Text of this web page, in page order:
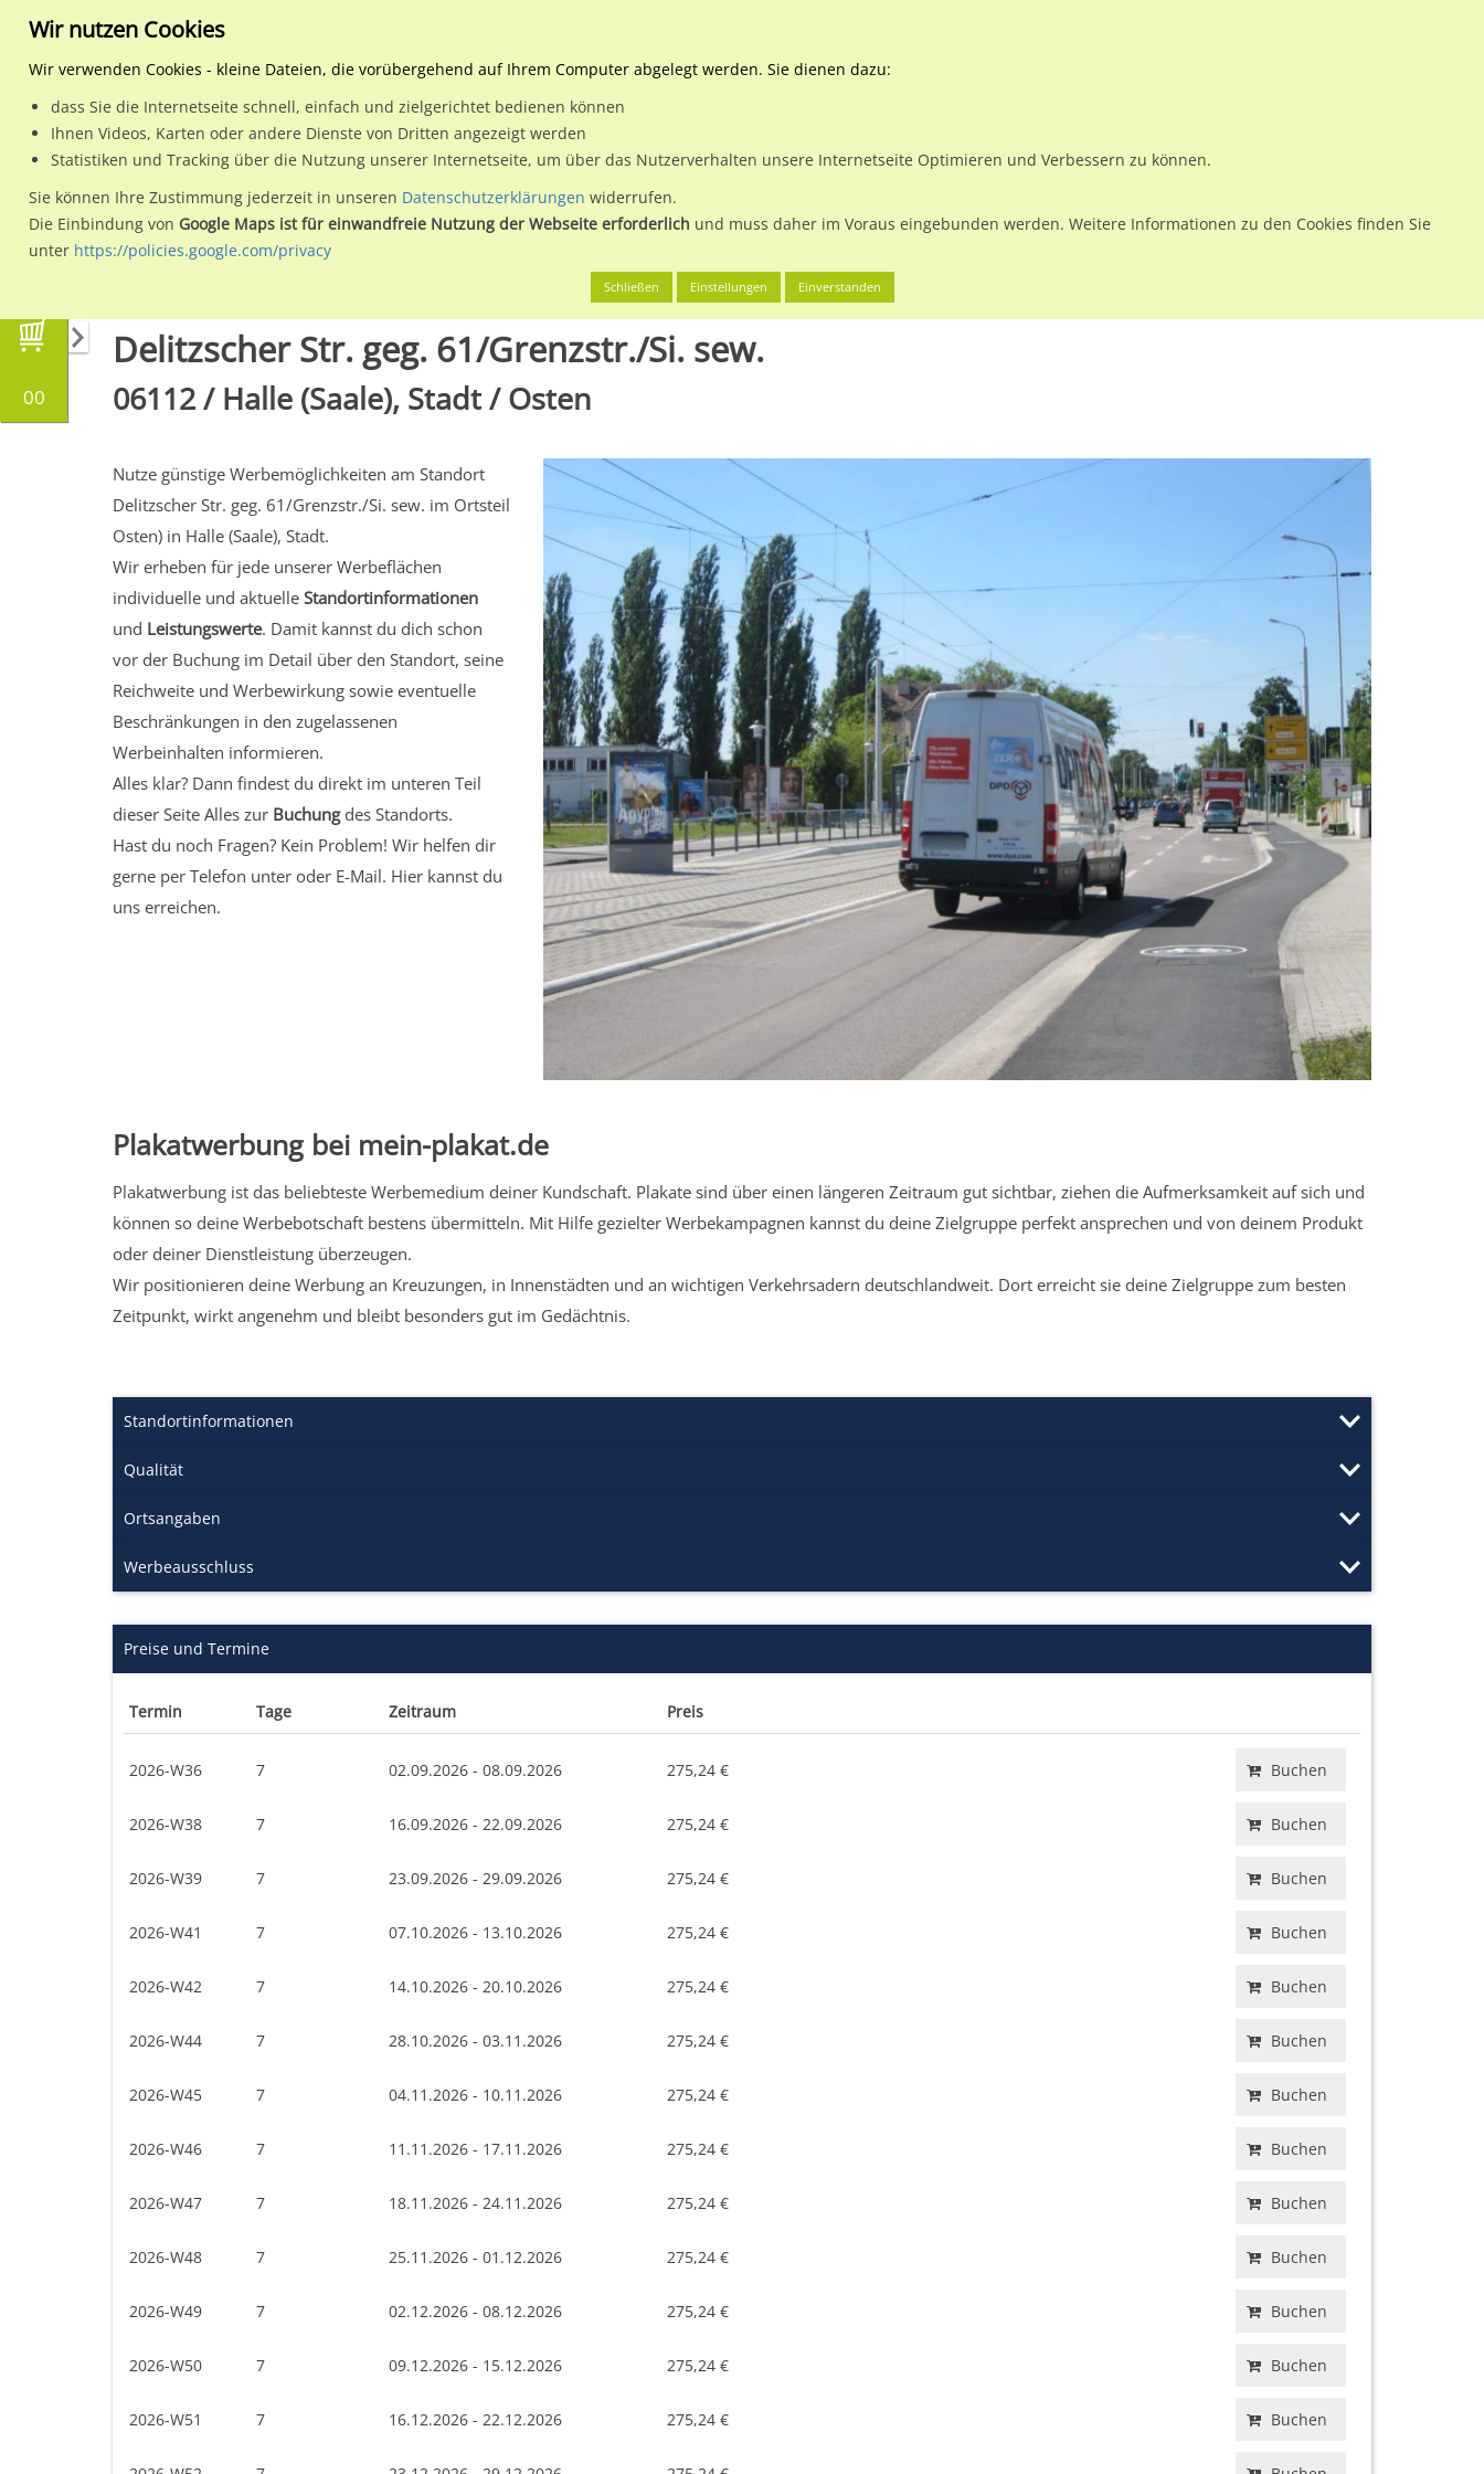
Planen & Buchen Plakatwerbung
Wähle den Werbestandort:
00
Halle (Saale), Stadt Delitzscher Str. geg. 61/Grenzstr./Si. sew.
Delitzscher Str. geg. 61/Grenzstr./Si. sew.
06112 / Halle (Saale), Stadt / Osten
Nutze günstige Werbemöglichkeiten am Standort
Delitzscher Str. geg. 61/Grenzstr./Si. sew. im Ortsteil
Osten) in Halle (Saale), Stadt.
Wir erheben für jede unserer Werbeflächen
individuelle und aktuelle Standortinformationen
und Leistungswerte. Damit kannst du dich schon
vor der Buchung im Detail über den Standort, seine
Reichweite und Werbewirkung sowie eventuelle
Beschränkungen in den zugelassenen
Werbeinhalten informieren.
Alles klar? Dann findest du direkt im unteren Teil
dieser Seite Alles zur Buchungdes Standorts.
Hast du noch Fragen? Kein Problem! Wir helfen dir
gerne per Telefon unter oder E-Mail. Hier kannst du
uns erreichen.
Plakatwerbung bei mein-plakat.de
Plakatwerbung ist das beliebteste Werbemedium deiner Kundschaft. Plakate sind über einen längeren Zeitraum gut sichtbar, ziehen die Aufmerksamkeit auf sich und
können so deine Werbebotschaft bestens übermitteln. Mit Hilfe gezielter Werbekampagnen kannst du deine Zielgruppe perfekt ansprechen und von deinem Produkt
oder deiner Dienstleistung überzeugen.
Wir positionieren deine Werbung an Kreuzungen, in Innenstädten und an wichtigen Verkehrsadern deutschlandweit. Dort erreicht sie deine Zielgruppe zum besten
Zeitpunkt, wirkt angenehm und bleibt besonders gut im Gedächtnis.
Standortinformationen
Qualität
Ortsangaben
Werbeausschluss
Preise und Termine
Termin Tage Zeitraum Preis
2026-W36 7 02.09.2026 - 08.09.2026 275,24 € Buchen
2026-W38 7 16.09.2026 - 22.09.2026 275,24 € Buchen
2026-W39 7 23.09.2026 - 29.09.2026 275,24 € Buchen
2026-W41 7 07.10.2026 - 13.10.2026 275,24 € Buchen
2026-W42 7 14.10.2026 - 20.10.2026 275,24 € Buchen
2026-W44 7 28.10.2026 - 03.11.2026 275,24 € Buchen
2026-W45 7 04.11.2026 - 10.11.2026 275,24 € Buchen
2026-W46 7 11.11.2026 - 17.11.2026 275,24 € Buchen
2026-W47 7 18.11.2026 - 24.11.2026 275,24 € Buchen
2026-W48 7 25.11.2026 - 01.12.2026 275,24 € Buchen
2026-W49 7 02.12.2026 - 08.12.2026 275,24 € Buchen
2026-W50 7 09.12.2026 - 15.12.2026 275,24 € Buchen
2026-W51 7 16.12.2026 - 22.12.2026 275,24 € Buchen
Wir nutzen Cookies
Wir verwenden Cookies - kleine Dateien, die vorübergehend auf Ihrem Computer abgelegt werden. Sie dienen dazu:
dass Sie die Internetseite schnell, einfach und zielgerichtet bedienen können
Ihnen Videos, Karten oder andere Dienste von Dritten angezeigt werden
Statistiken und Tracking über die Nutzung unserer Internetseite, um über das Nutzerverhalten unsere Internetseite Optimieren und Verbessern zu können.
Sie können Ihre Zustimmung jederzeit in unseren Datenschutzerklärungen widerrufen.
Die Einbindung von Google Maps ist für einwandfreie Nutzung der Webseite erforderlich und muss daher im Voraus eingebunden werden. Weitere Informationen zu den Cookies finden Sie
unter https://policies.google.com/privacy
Schließen Einstellungen Einverstanden